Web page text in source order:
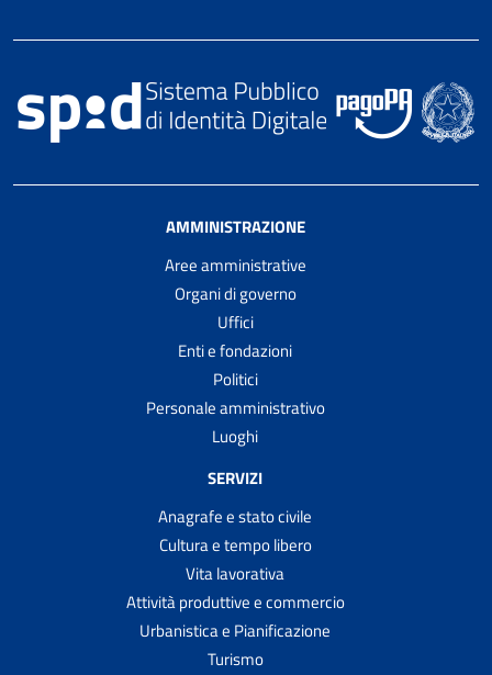
AMMINISTRAZIONE
Aree amministrative
Organi di governo
Uffici
Enti e fondazioni
Politici
Personale amministrativo
Luoghi
SERVIZI
Anagrafe e stato civile
Cultura e tempo libero
Vita lavorativa
Attività produttive e commercio
Urbanistica e Pianificazione
Turismo